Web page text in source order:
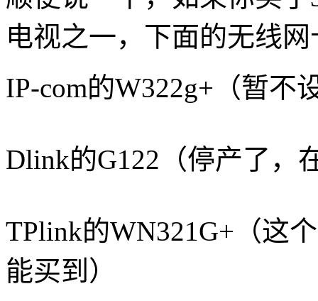
电视之一，下面的无线
IP-com的W322g+（暂不
Dlink的G122（停产了，
TPlink的WN321G+（这
能买到）